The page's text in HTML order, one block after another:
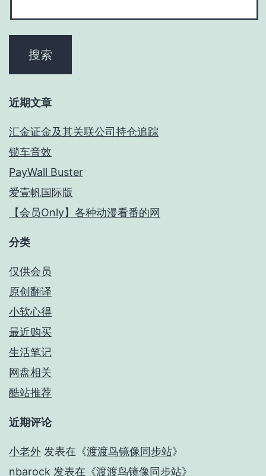
近期文章
汇金证金及其关联公司持仓追踪
锁车音效
PayWall Buster
爱壹帆国际版
【会员Only】各种动漫看番的网
分类
仅供会员
原创翻译
小软心得
最近购买
生活笔记
网盘相关
酷站推荐
近期评论
小老外 发表在《渡渡鸟镜像同步站》
nbarock 发表在《渡渡鸟镜像同步站》